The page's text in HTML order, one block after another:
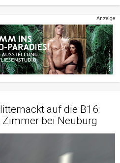
Anzeige
auf die B16:
bei Neuburg